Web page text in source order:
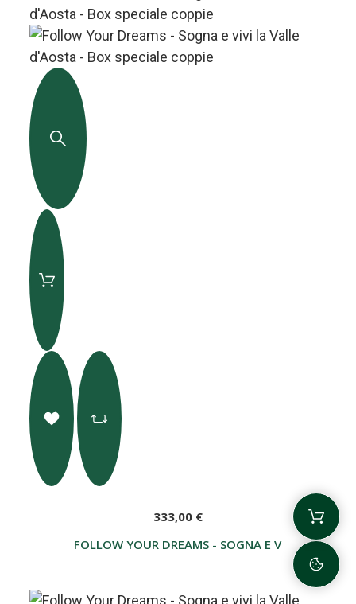
FOLLOW YOUR DREAMS - SOGNA E VIVI LA
333,00 €